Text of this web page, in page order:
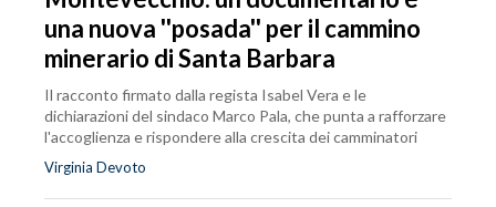
una nuova ''posada'' per il cammino
minerario di Santa Barbara
Il racconto firmato dalla regista Isabel Vera e le
dichiarazioni del sindaco Marco Pala, che punta a rafforzare
l'accoglienza e rispondere alla crescita dei camminatori
Virginia Devoto